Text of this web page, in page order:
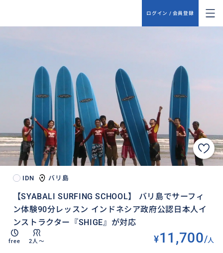
ログイン / 会員登録
IDN バリ島
【SYABALI SURFING SCHOOL】 バリ島でサーフィ
ン体験90分レッスン インドネシア政府公認日本人イ
ンストラクター『SHIGE』が対応
free 2人〜 ¥11,700/人